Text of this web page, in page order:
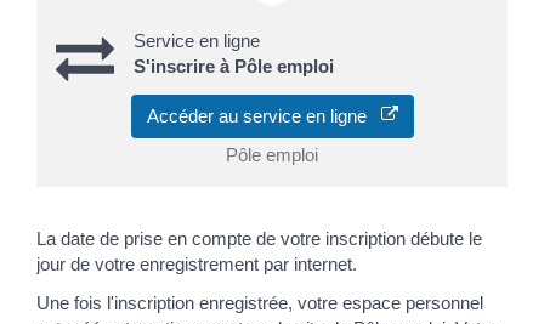
Service en ligne
S'inscrire à Pôle emploi
Accéder au service en ligne
Pôle emploi
La date de prise en compte de votre inscription débute le
jour de votre enregistrement par internet.
Une fois l'inscription enregistrée, votre espace personnel